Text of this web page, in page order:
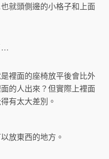
就頭側邊的小格子和上面
…
裡面的座椅放平後會比外
的人出來？但實際上裡面
有太大差別。
放東西的地方。